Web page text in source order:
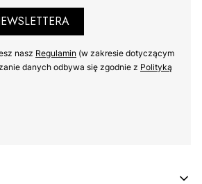
nasz Regulamin ​​​ (w zakresie dotyczącym
danych odbywa się zgodnie z Polityką